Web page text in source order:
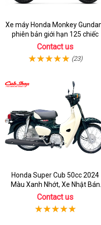
Xe máy Honda Monkey
phiên bản giới hạn 125 chiếc
Contact us
(23)
Honda Super Cub 50cc 2024
Màu Xanh Nhớt, Xe Nhật Bán
Chạy Nhất
Contact us